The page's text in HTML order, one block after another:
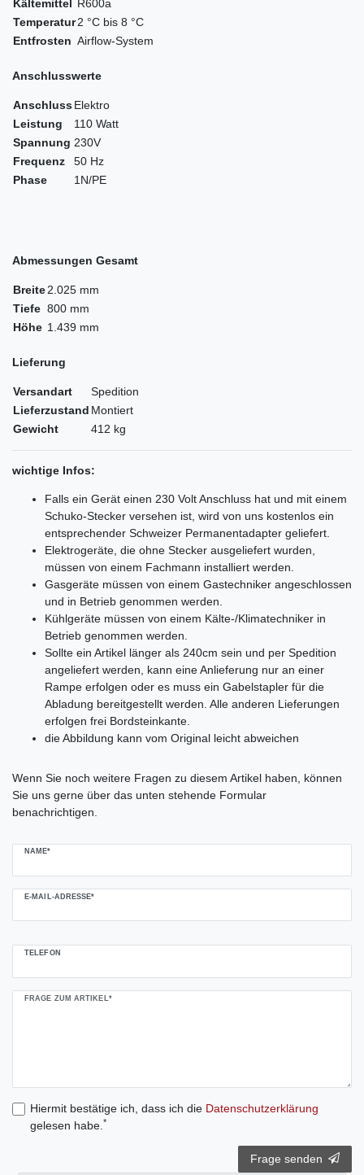
Kältemittel R600a
Temperatur2 °C bis 8 °C
Entfrosten Airflow-System
Anschlusswerte
AnschlussElektro
Leistung
110 Watt
Spannung 230V
Frequenz
50 Hz
Phase
1N/PE
Abmessungen Gesamt
Breite2.025 mm
Tiefe 800 mm
Höhe 1.439 mm
Lieferung
Versandart
Spedition
Lieferzustand Montiert
Gewicht
412 kg
wichtige Infos:
Falls ein Gerät einen 230 Volt Anschluss hat und mit einem
Schuko-Stecker versehen ist, wird von uns kostenlos ein
entsprechender Schweizer Permanentadapter geliefert.
Elektrogeräte, die ohne Stecker ausgeliefert wurden,
müssen von einem Fachmann installiert werden.
Gasgeräte müssen von einem Gastechniker angeschlossen
und in Betrieb genommen werden.
Kühlgeräte müssen von einem Kälte-/Klimatechniker in
Betrieb genommen werden.
Sollte ein Artikel länger als 240cm sein und per Spedition
angeliefert werden, kann eine Anlieferung nur an einer
Rampe erfolgen oder es muss ein Gabelstapler für die
Abladung bereitgestellt werden. Alle anderen Lieferungen
erfolgen frei Bordsteinkante.
die Abbildung kann vom Original leicht abweichen
Wenn Sie noch weitere Fragen zu diesem Artikel haben, können
Sie uns gerne über das unten stehende Formular
benachrichtigen.
NAME*
E-MAIL-ADRESSE*
TELEFON
FRAGE ZUM ARTIKEL*
Hiermit bestätige ich, dass ich die Daten­schutz­erklärung
gelesen habe. *
Frage senden